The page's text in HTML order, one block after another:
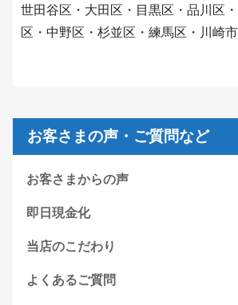
世田谷区・大田区・目黒区・品川区
区・中野区・杉並区・練馬区・川崎市
お客さまの声・ご質問など
お客さまからの声
即日現金化
当店のこだわり
よくあるご質問